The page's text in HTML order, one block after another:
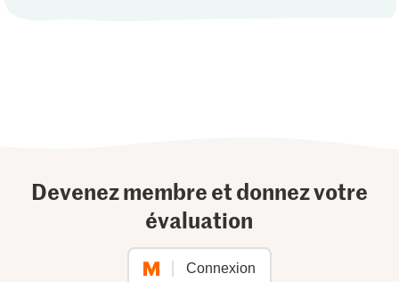
Devenez membre et donnez votre
évaluation
Connexion